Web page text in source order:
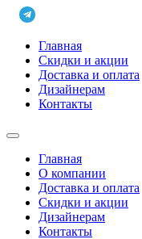
Главная
Скидки и акции
Доставка и оплата
Дизайнерам
Контакты
Главная
О компании
Доставка и оплата
Скидки и акции
Дизайнерам
Контакты